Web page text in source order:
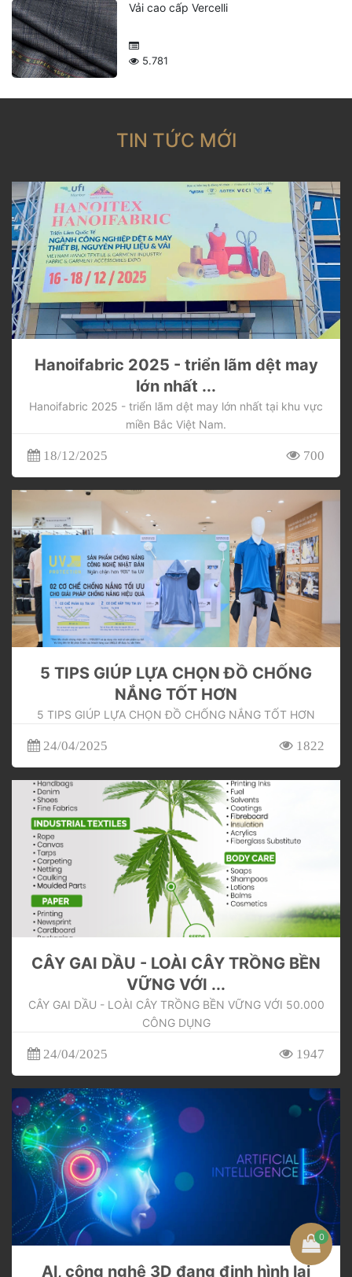
Vải cao cấp Vercelli
5.781
TIN TỨC MỚI
Hanoifabric 2025 - triển lãm dệt may
lớn nhất ...
Hanoifabric 2025 - triển lãm dệt may lớn nhất tại khu vực
miền Bắc Việt Nam.
18/12/2025 700
5 TIPS GIÚP LỰA CHỌN ĐỒ CHỐNG
NẮNG TỐT HƠN
5 TIPS GIÚP LỰA CHỌN ĐỒ CHỐNG NẮNG TỐT HƠN
24/04/2025 1822
CÂY GAI DẦU - LOÀI CÂY TRỒNG BỀN
VỮNG VỚI ...
CÂY GAI DẦU - LOÀI CÂY TRỒNG BỀN VỮNG VỚI 50.000
CÔNG DỤNG
24/04/2025 1947
Al, công nghệ 3D đang định hình lại
0